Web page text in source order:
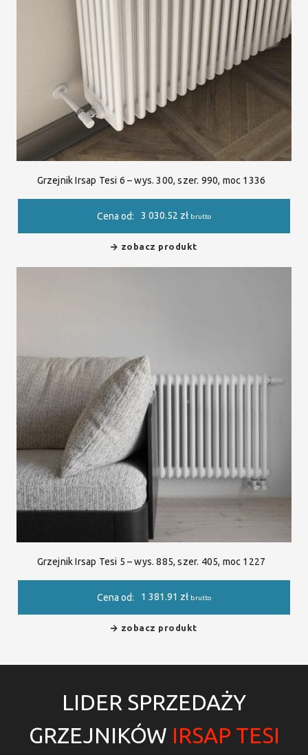
Grzejnik Irsap Tesi 6 – wys. 300, szer. 990, moc 1336
Cena od: 3 030.52 zł brutto
zobacz produkt
Grzejnik Irsap Tesi 5 – wys. 885, szer. 405, moc 1227
Cena od: 1 381.91 zł brutto
zobacz produkt
LIDER SPRZEDAŻY
GRZEJNIKÓW IRSAP TESI